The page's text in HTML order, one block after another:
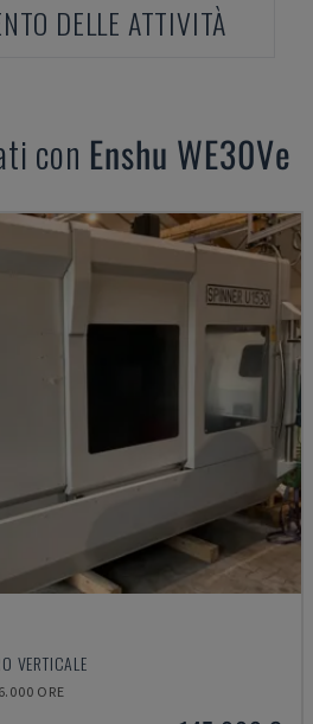
DELLE ATTIVITÀ
con Enshu WE30Ve
VERTICALE
6.000 ORE